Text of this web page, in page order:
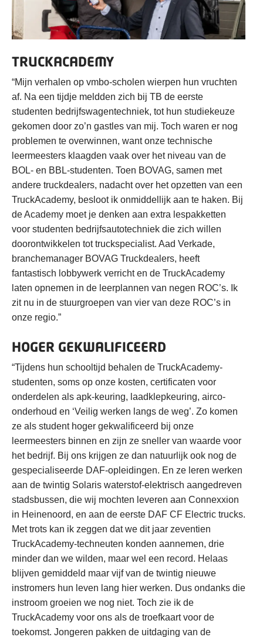
TRUCKACADEMY
“Mijn verhalen op vmbo-scholen wierpen hun vruchten
af. Na een tijdje meldden zich bij TB de eerste
studenten bedrijfswagentechniek, tot hun studiekeuze
gekomen door zo’n gastles van mij. Toch waren er nog
problemen te overwinnen, want onze technische
leermeesters klaagden vaak over het niveau van de
BOL- en BBL-studenten. Toen BOVAG, samen met
andere truckdealers, nadacht over het opzetten van een
TruckAcademy, besloot ik onmiddellijk aan te haken. Bij
de Academy moet je denken aan extra lespakketten
voor studenten bedrijfsautotechniek die zich willen
doorontwikkelen tot truckspecialist. Aad Verkade,
branchemanager BOVAG Truckdealers, heeft
fantastisch lobbywerk verricht en de TruckAcademy
laten opnemen in de leerplannen van negen ROC’s. Ik
zit nu in de stuurgroepen van vier van deze ROC’s in
onze regio.”
HOGER GEKWALIFICEERD
“Tijdens hun schooltijd behalen de TruckAcademy-
studenten, soms op onze kosten, certificaten voor
onderdelen als apk-keuring, laadklepkeuring, airco-
onderhoud en ‘Veilig werken langs de weg’. Zo komen
ze als student hoger gekwalificeerd bij onze
leermeesters binnen en zijn ze sneller van waarde voor
het bedrijf. Bij ons krijgen ze dan natuurlijk ook nog de
gespecialiseerde DAF-opleidingen. En ze leren werken
aan de twintig Solaris waterstof-elektrisch aangedreven
stadsbussen, die wij mochten leveren aan Connexxion
in Heinenoord, en aan de eerste DAF CF Electric trucks.
Met trots kan ik zeggen dat we dit jaar zeventien
TruckAcademy-techneuten konden aannemen, drie
minder dan we wilden, maar wel een record. Helaas
blijven gemiddeld maar vijf van de twintig nieuwe
instromers hun leven lang hier werken. Dus ondanks die
instroom groeien we nog niet. Toch zie ik de
TruckAcademy voor ons als de troefkaart voor de
toekomst. Jongeren pakken de uitdaging van de